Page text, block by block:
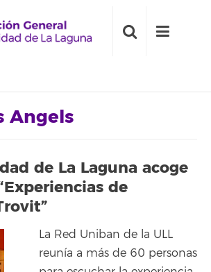
Angels
de La Laguna acoge
de
La Red Uniban de la ULL
reunía a más de 60 personas